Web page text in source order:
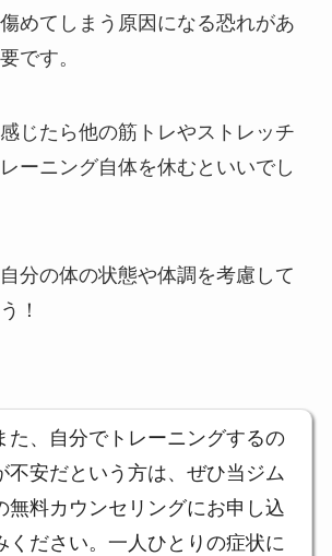
めてしまう原因になる恐れがあ
です。
じたら他の筋トレやストレッチ
ーニング自体を休むといいでし
分の体の状態や体調を考慮して
！
た、自分でトレーニングするの
不安だという方は、ぜひ当ジム
無料カウンセリングにお申し込
ください。一人ひとりの症状に